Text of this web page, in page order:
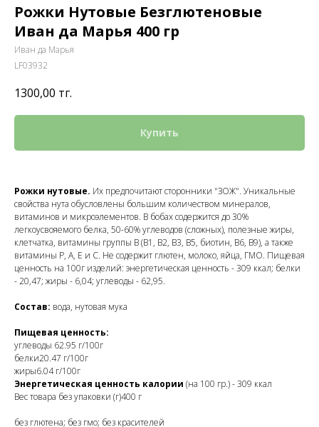
Рожки Нутовые Безглютеновые
Иван да Марья 400 гр
Иван да Марья
LF03932
1300,00 тг.
Купить
Рожки нутовые. Их предпочитают сторонники "ЗОЖ". Уникальные
свойства нута обусловлены большим количеством минералов,
витаминов и микроэлементов. В бобах содержится до 30%
легкоусвояемого белка, 50-60% углеводов (сложных), полезные жиры,
клетчатка, витамины группы В (В1, В2, В3, В5, биотин, В6, В9), а также
витамины Р, А, Е и С. Не содержит глютен, молоко, яйца, ГМО. Пищевая
ценность на 100г изделий: энергетическая ценность - 309 ккал; белки
- 20,47; жиры - 6,04; углеводы - 62,95.
Состав: вода, нутовая мука
Пищевая ценность:
углеводы 62.95 г/100г
белки20.47 г/100г
жиры6.04 г/100г
Энергетическая ценность калории (на 100 гр.) - 309 ккал
Вес товара без упаковки (г)400 г
без глютена; без гмо; без красителей